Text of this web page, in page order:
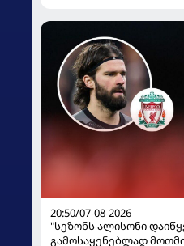
20:50/07-08-2026
"სეზონს ალისონი
გამოსაყენებლად